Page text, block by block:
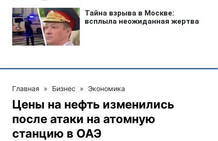
Главная » Бизнес » Экономика
Цены на нефть изменились
после атаки на атомную
станцию в ОАЭ